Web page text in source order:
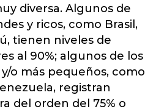
diversa. Algunos de
y ricos, como Brasil,
tienen niveles de
al 90%; algunos de los
o más pequeños, como
registran
del orden del 75% o